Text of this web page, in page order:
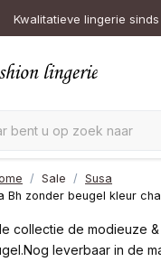
Kwalitatieve lingerie sinds
Sale
Susa
Bh zonder beugel kleur
collectie de modieuze
leverbaar in de